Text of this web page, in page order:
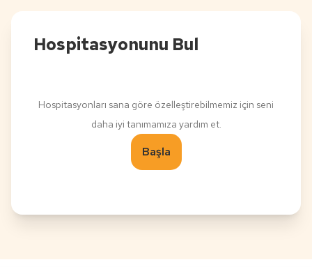
Hospitasyonunu Bul
Hospitasyonları sana göre özelleştirebilmemiz için seni
daha iyi tanımamıza yardım et.
Başla